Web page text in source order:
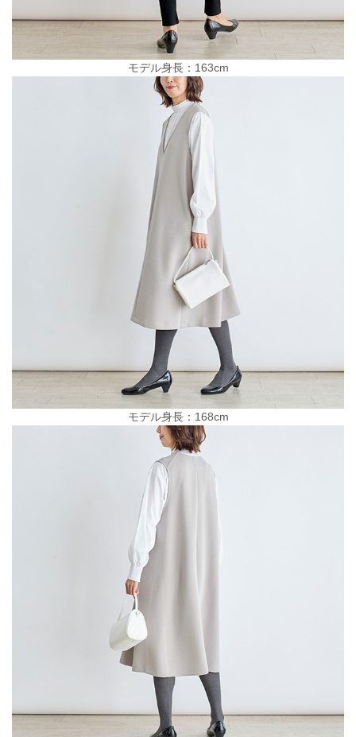
モデル身長：163cm
モデル身長：168cm